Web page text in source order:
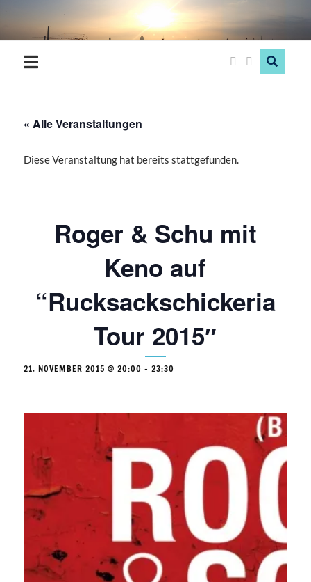
Hood
« Alle Veranstaltungen
Diese Veranstaltung hat bereits stattgefunden.
Roger & Schu mit
Keno auf
“Rucksackschickeria
Tour 2015″
21. NOVEMBER 2015 @ 20:00 - 23:30